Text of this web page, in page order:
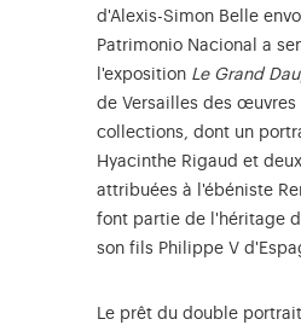
d'Alexis-Simon Belle
Patrimonio Nacional a
l'exposition Le Grand
de Versailles des œuvres
collections, dont un
Hyacinthe Rigaud et
attribuées à l'ébéniste
font partie de l'héritage
son fils Philippe V
Le prêt du double